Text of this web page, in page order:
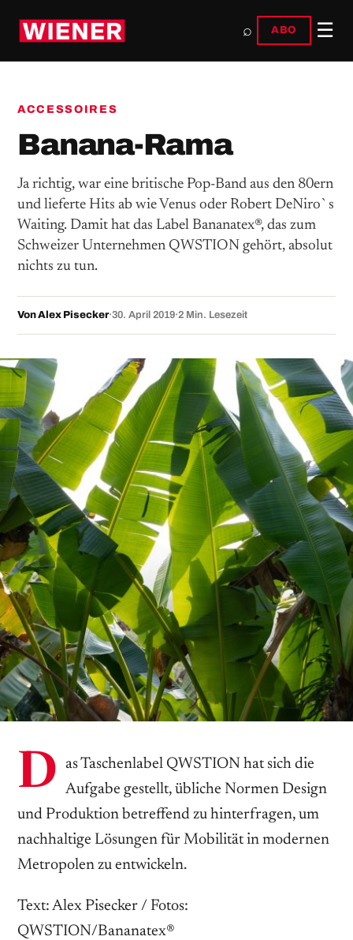
⌕ ABO ☰
ACCESSOIRES
Banana-Rama
Ja richtig, war eine britische Pop-Band aus den 80ern
und lieferte Hits ab wie Venus oder Robert DeNiro`s
Waiting. Damit hat das Label Bananatex®, das zum
Schweizer Unternehmen QWSTION gehört, absolut
nichts zu tun.
Von Alex Pisecker·30. April 2019·2 Min. Lesezeit
D
as Taschenlabel QWSTION hat sich die
Aufgabe gestellt, übliche Normen Design
und Produktion betreffend zu hinterfragen, um
nachhaltige Lösungen für Mobilität in modernen
Metropolen zu entwickeln.
Text: Alex Pisecker / Fotos:
QWSTION/Bananatex®